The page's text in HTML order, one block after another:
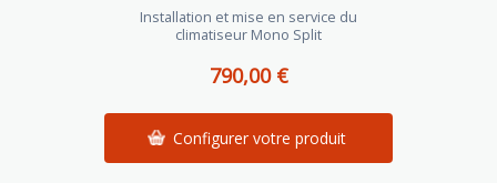
Installation et mise en service du
climatiseur Mono Split
790,00 €
Configurer votre produit